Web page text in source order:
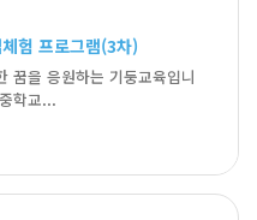
험 프로그램(3차)
꿈을 응원하는 기둥교육입니
학교...